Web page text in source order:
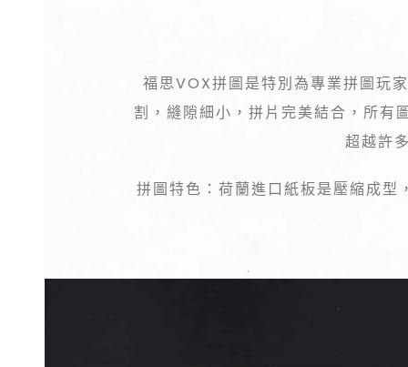
福思VOX拼圖是特別為專業拼圖玩
割，縫隙細小，拼片完美結合，所有
超越許
拼圖特色：荷蘭進口紙板是壓縮成